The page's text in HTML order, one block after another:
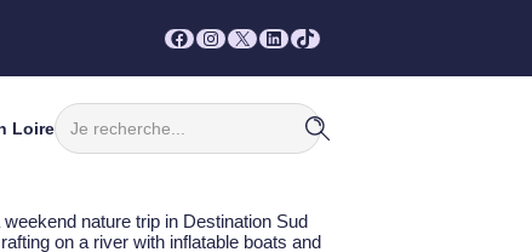
Facebook
Instagram
X LinkedIn
TikTok
Loire
Rechercher